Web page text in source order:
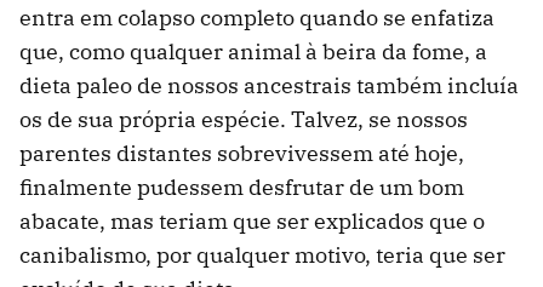
entra em colapso completo quando se enfatiza
que, como qualquer animal à beira da fome, a
dieta paleo de nossos ancestrais também incluía
os de sua própria espécie. Talvez, se nossos
parentes distantes sobrevivessem até hoje,
finalmente pudessem desfrutar de um bom
abacate, mas teriam que ser explicados que o
canibalismo, por qualquer motivo, teria que ser